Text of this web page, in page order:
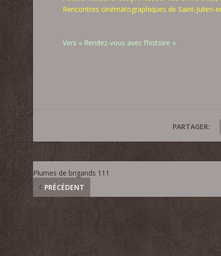
Rencontres cinématographiques de Saint-Julien-
Vers « Rendez-vous avec l’histoire »
PARTAGER:
Plumes de brigands 111
PRÉCÉDENT